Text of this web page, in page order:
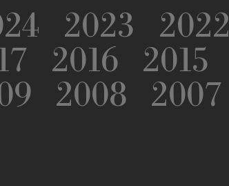
2023 2022
2016 2015
2008 2007